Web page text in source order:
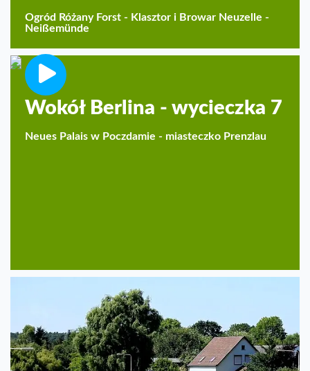
Ogród Różany Forst - Klasztor i Browar Neuzelle -
Neißemünde
Wokół Berlina - wycieczka 7
Neues Palais w Poczdamie - miasteczko Prenzlau